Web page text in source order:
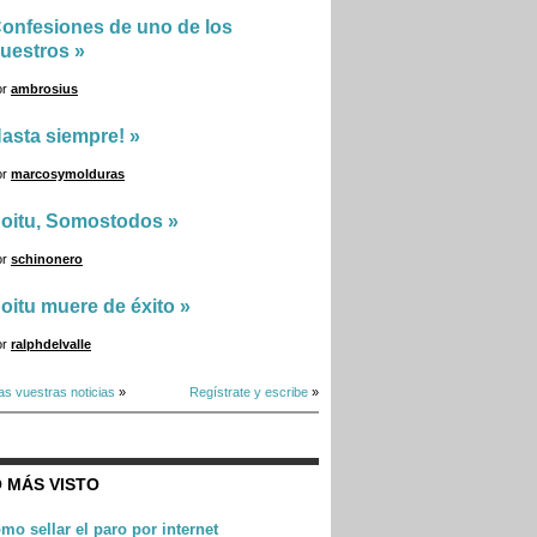
de uno de los
»
ambrosius
siempre! »
marcosymolduras
Somostodos »
schinonero
muere de éxito »
ralphdelvalle
vuestras noticias » Regístrate y escribe »
MÁS VISTO
sellar el paro por internet